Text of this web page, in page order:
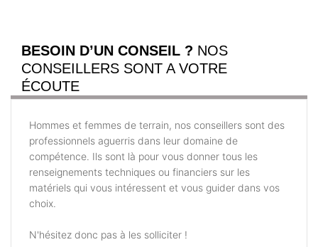
BESOIN D’UN CONSEIL ? NOS
CONSEILLERS SONT A VOTRE
ÉCOUTE
Hommes et femmes de terrain, nos conseillers sont des
professionnels aguerris dans leur domaine de
compétence. Ils sont là pour vous donner tous les
renseignements techniques ou financiers sur les
matériels qui vous intéressent et vous guider dans vos
choix.
N'hésitez donc pas à les solliciter !